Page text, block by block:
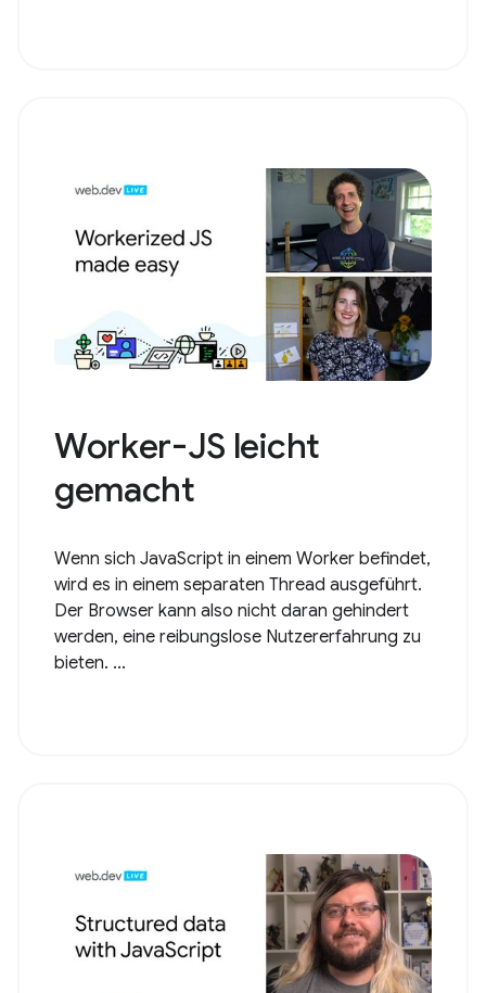
Worker-JS leicht
gemacht
Wenn sich JavaScript in einem Worker befindet,
wird es in einem separaten Thread ausgeführt.
Der Browser kann also nicht daran gehindert
werden, eine reibungslose Nutzererfahrung zu
bieten. ...